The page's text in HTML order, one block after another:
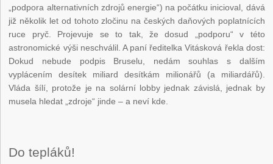
„podpora alternativních zdrojů energie“) na počátku inicioval, dává
již několik let od tohoto zločinu na českých daňových poplatnících
ruce pryč. Projevuje se to tak, že dosud „podporu“ v této
astronomické výši neschválil. A paní ředitelka Vitásková řekla dost:
Dokud nebude podpis Bruselu, nedám souhlas s dalším
vyplácením desítek miliard desítkám milionářů (a miliardářů).
Vláda šílí, protože je na solární lobby jednak závislá, jednak by
musela hledat „zdroje“ jinde – a neví kde.
Do tepláků!